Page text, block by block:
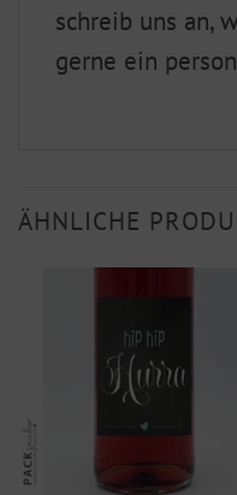
schreib uns an,
gerne ein
ÄHNLICHE